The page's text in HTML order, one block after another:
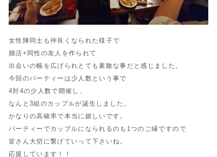
女性陣同士も仲良くなられた様子で
婚活+同性の友人を作られて
出会いの幅を広げられとても素敵な事だと感じました。
今回のパーティーは少人数という事で
4対4の少人数で開催し、
なんと3組のカップルが誕生しました。
かなりの高確率で本当に嬉しいです。
パーティーでカップルになられるのも1つのご縁ですので
皆さん大切に繋げていって下さいね。
応援しています！！